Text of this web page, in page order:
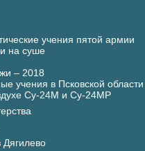
учения пятой армии
на суше
– 2018
учения в Псковской области
Су-24М и Су-24МР